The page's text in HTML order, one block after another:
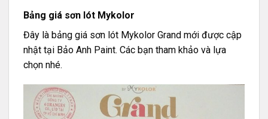
Bảng giá sơn lót Mykolor
Đây là bảng giá sơn lót Mykolor Grand mới được cập
nhật tại Bảo Anh Paint. Các bạn tham khảo và lựa
chọn nhé.